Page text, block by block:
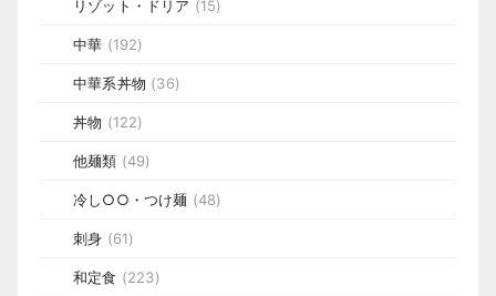
リゾット・ドリア (15)
中華 (192)
中華系丼物 (36)
丼物 (122)
他麺類 (49)
冷し○○・つけ麺 (48)
刺身 (61)
和定食 (223)